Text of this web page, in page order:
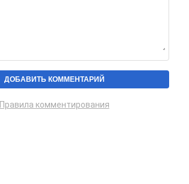
Правила комментирования